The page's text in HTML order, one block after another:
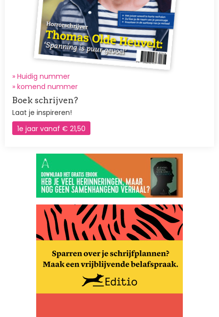
» Huidig nummer
» komend nummer
Boek schrijven?
Laat je inspireren!
1e jaar vanaf € 21,50